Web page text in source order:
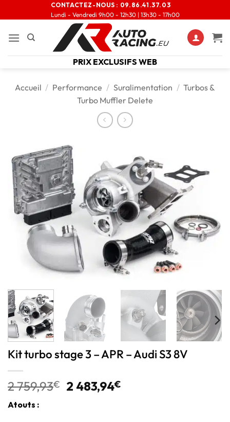
CONTACTEZ-NOUS : 09.86.41.37.03
Lundi - Vendredi 9h00 - 12h30 | 13h30 - 17h00
PRIX EXCLUSIFS WEB
Accueil / Performance / Suralimentation / Turbos &
Turbo Muffler Delete
Kit turbo stage 3 – APR – Audi S3 8V
2 759,93€ 2 483,94€
Atouts :